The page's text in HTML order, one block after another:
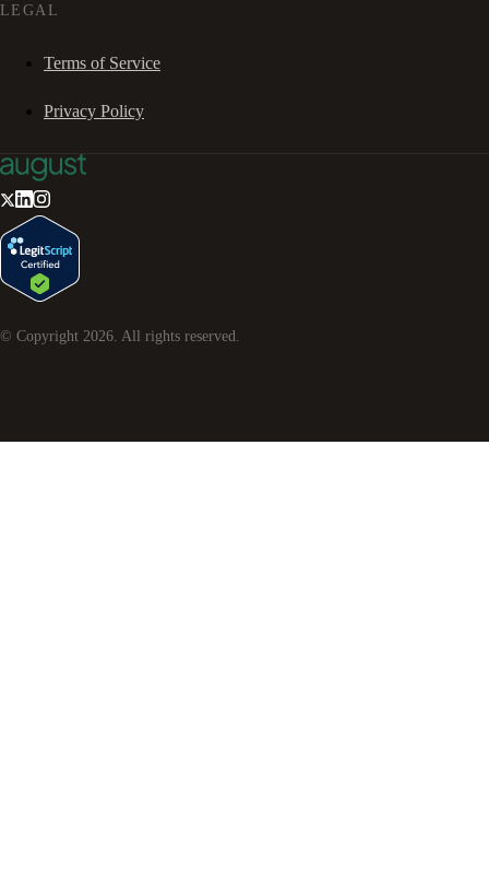
LEGAL
Terms of Service
Privacy Policy
© Copyright 2026 . All rights reserved.